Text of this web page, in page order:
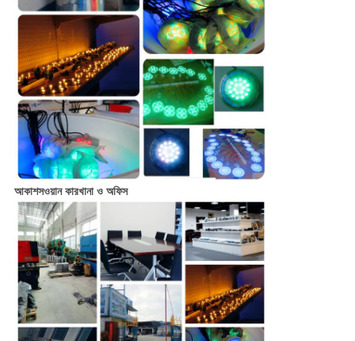
আকাশসওয়ান কারখানা ও অফিস